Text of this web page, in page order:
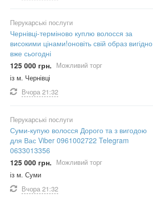
Перукарські послуги
Чернівці-терміново куплю волосся за
високими цінами!оновіть свій образ вигідно
вже сьогодні
125 000 грн. Можливий торг
із м. Чернівці
Вчора 21:32
Перукарські послуги
Суми-купую волосся Дорого та з вигодою
для Вас Viber 0961002722 Telegram
0633013356
125 000 грн. Можливий торг
із м. Суми
Вчора 21:32